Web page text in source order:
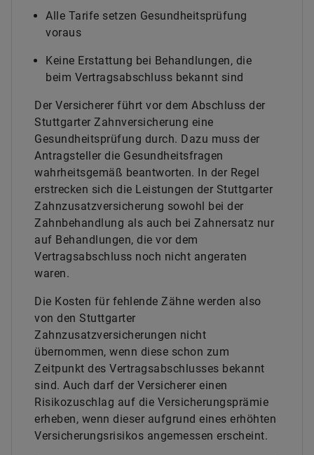
Alle Tarife setzen Gesundheitsprüfung
voraus
Keine Erstattung bei Behandlungen, die
beim Vertragsabschluss bekannt sind
Der Versicherer führt vor dem Abschluss der
Stuttgarter Zahnversicherung eine
Gesundheitsprüfung durch. Dazu muss der
Antragsteller die Gesundheitsfragen
wahrheitsgemäß beantworten. In der Regel
erstrecken sich die Leistungen der Stuttgarter
Zahnzusatzversicherung sowohl bei der
Zahnbehandlung als auch bei Zahnersatz nur
auf Behandlungen, die vor dem
Vertragsabschluss noch nicht angeraten
waren.
Die Kosten für fehlende Zähne werden also
von den Stuttgarter
Zahnzusatzversicherungen nicht
übernommen, wenn diese schon zum
Zeitpunkt des Vertragsabschlusses bekannt
sind. Auch darf der Versicherer einen
Risikozuschlag auf die Versicherungsprämie
erheben, wenn dieser aufgrund eines erhöhten
Versicherungsrisikos angemessen erscheint.